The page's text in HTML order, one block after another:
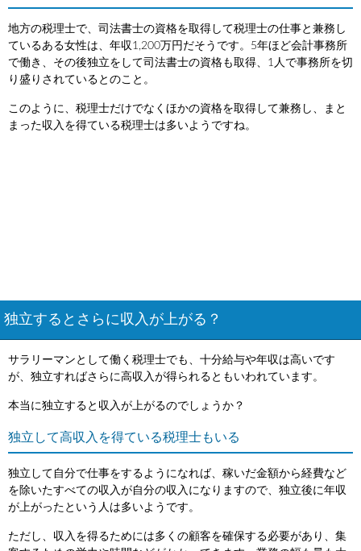
地方の税理士で、司法書士の資格を取得して税理士の仕事と兼務し
ているある女性は、年収1,200万円だそうです。5年ほど会計事務所
で働き、その後独立をして司法書士の資格も取得、1人で事務所を切
り盛りされているとのこと。
このように、税理士だけでなくほかの資格を取得して兼務し、まと
まった収入を得ている税理士は多いようですね。
独立するとさらに収入が上がる？
サラリーマンとして働く税理士でも、十分給与や年収は高いです
が、独立すればさらに高収入が得られるともいわれています。
本当に独立すると収入が上がるのでしょうか？
独立して高収入を得ている税理士もいる
独立して自分で仕事をするようになれば、稼いだ金額から経費など
を除いたすべての収入が自分の収入になりますので、独立後に年収
が上がったという人は多いようです。
ただし、収入を得るためには多くの顧客を確保する必要があり、集